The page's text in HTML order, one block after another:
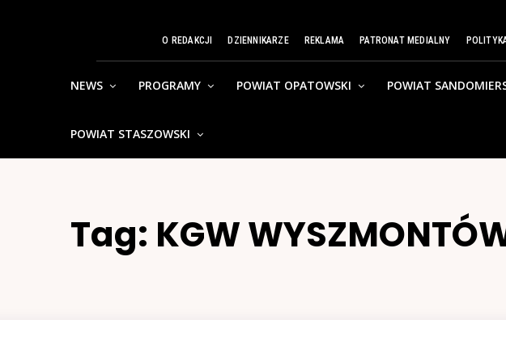
O REDAKCJI DZIENNIKARZE REKLAMA PATRONAT MEDIALNY
NEWS PROGRAMY POWIAT OPATOWSKI POWIAT
POWIAT STASZOWSKI
Tag: KGW